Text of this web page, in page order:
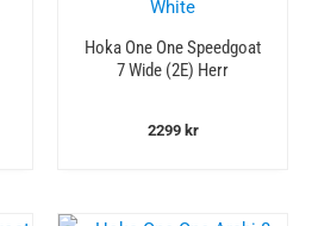
Hoka One One Speedgoat
7 Wide (2E) Herr
2299 kr